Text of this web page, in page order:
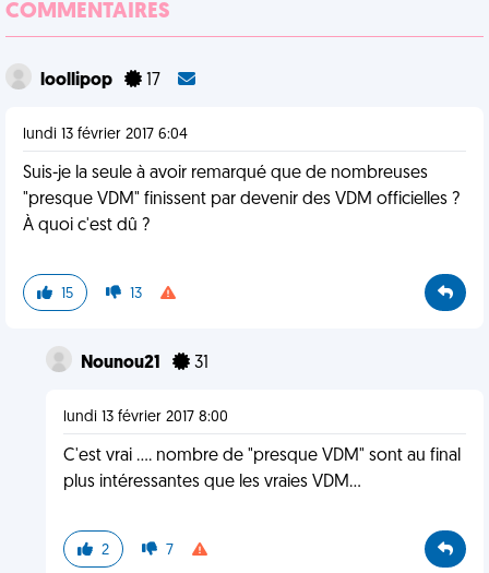
COMMENTAIRES
loollipop 17
lundi 13 février 2017 6:04
Suis-je la seule à avoir remarqué que de nombreuses
"presque VDM" finissent par devenir des VDM officielles ?
À quoi c'est dû ?
15 13
Nounou21 31
lundi 13 février 2017 8:00
C'est vrai .... nombre de "presque VDM" sont au final
plus intéressantes que les vraies VDM...
2 7